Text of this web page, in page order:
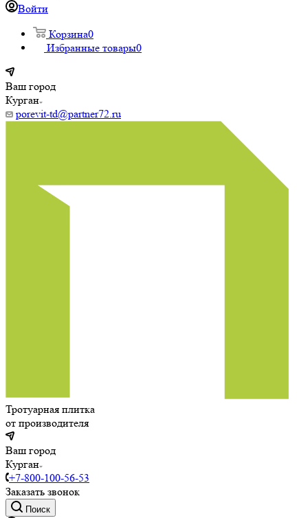
Войти
Корзина0
Избранные товары0
Ваш город
Курган
porevit-td@partner72.ru
Тротуарная плитка
от производителя
Ваш город
Курган
+7-800-100-56-53
Заказать звонок
Поиск